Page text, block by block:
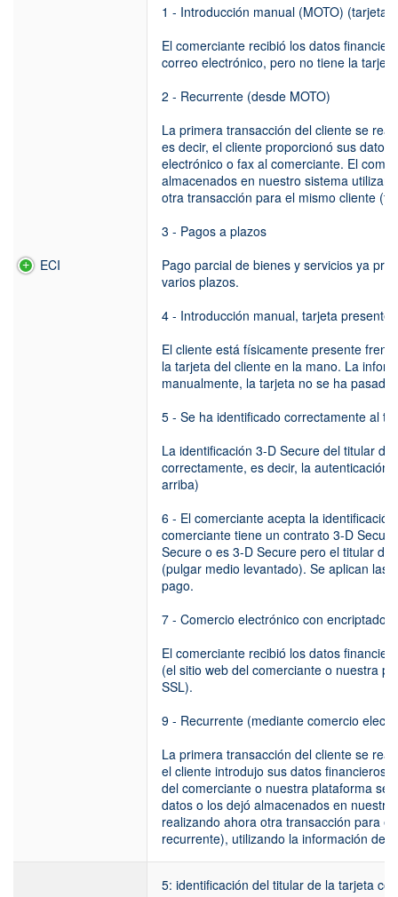
ECI
1 - Introducción manual (MOTO) (tarjeta
El comerciante recibió los datos
correo electrónico, pero no tiene la
2 - Recurrente (desde MOTO)
La primera transacción del cliente se
es decir, el cliente proporcionó sus
electrónico o fax al comerciante. El
almacenados en nuestro sistema
otra transacción para el mismo cliente
3 - Pagos a plazos
Pago parcial de bienes y servicios ya
varios plazos.
4 - Introducción manual, tarjeta presente
El cliente está físicamente presente
la tarjeta del cliente en la mano. La
manualmente, la tarjeta no se ha
5 - Se ha identificado correctamente al
La identificación 3-D Secure del titular
correctamente, es decir, la autenticación
arriba)
6 - El comerciante acepta la
comerciante tiene un contrato 3-D
Secure o es 3-D Secure pero el titular
(pulgar medio levantado). Se aplican las
pago.
7 - Comercio electrónico con encriptado
El comerciante recibió los datos
(el sitio web del comerciante o nuestra
SSL).
9 - Recurrente (mediante comercio
La primera transacción del cliente se
el cliente introdujo sus datos financieros
del comerciante o nuestra plataforma
datos o los dejó almacenados en
realizando ahora otra transacción para
recurrente), utilizando la información del
5: identificación del titular de la tarjeta